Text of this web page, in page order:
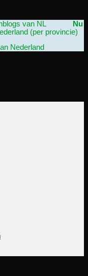
van NL Nu
(per provincie)
Nederland